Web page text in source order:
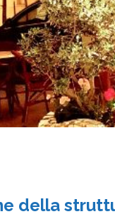
della